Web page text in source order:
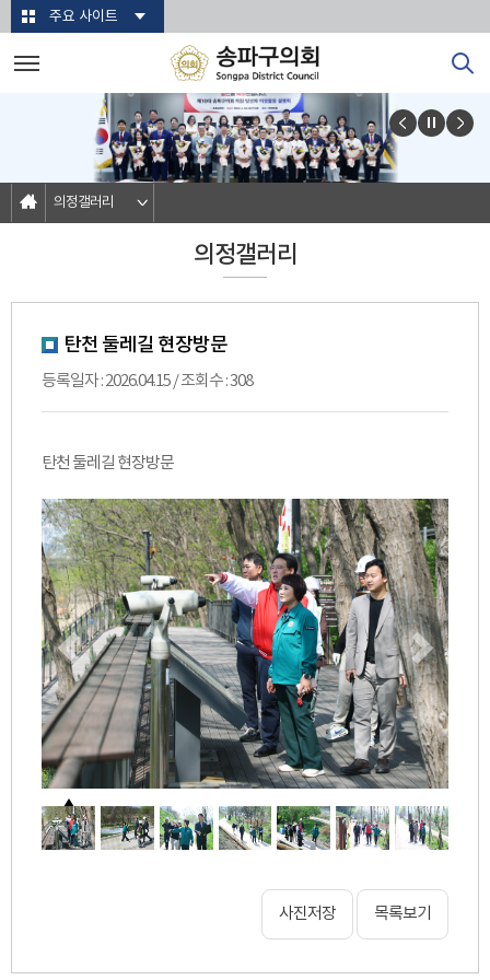
본문바로가기주요 사이트
의정갤러리
의정갤러리
탄천 둘레길 현장방문
등록일자 : 2026.04.15 / 조회수 : 308
탄천 둘레길 현장방문
목록보기
사진저장